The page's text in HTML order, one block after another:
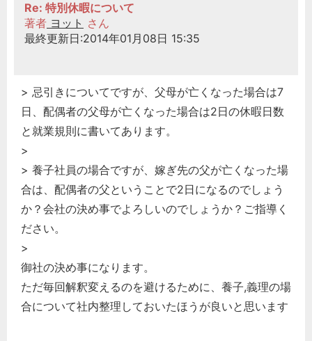
Re: 特別休暇について
著者 ヨット さん
最終更新日:2014年01月08日 15:35
> 忌引きについてですが、父母が亡くなった場合は7
日、配偶者の父母が亡くなった場合は2日の休暇日数
と就業規則に書いてあります。
>
> 養子社員の場合ですが、嫁ぎ先の父が亡くなった場
合は、配偶者の父ということで2日になるのでしょう
か？会社の決め事でよろしいのでしょうか？ご指導く
ださい。
>
御社の決め事になります。
ただ毎回解釈変えるのを避けるために、養子,義理の場
合について社内整理しておいたほうが良いと思います